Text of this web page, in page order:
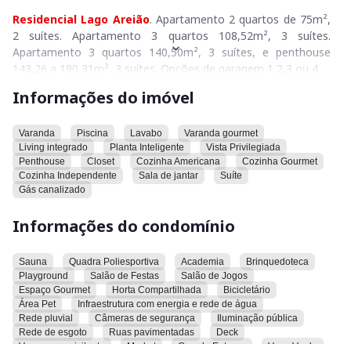
Residencial Lago Areião. Apartamento 2 quartos de 75m²,
2 suítes. Apartamento 3 quartos 108,52m², 3 suítes.
Apartamento 3 quartos 140,50m², 3 suítes, e penthouse
143,26 a 190,31m², 3 suítes. Opções de garagem 1,2,3 ou 4.
que é importante. Seja para fazer compras no Atacadista ou
próximas, levar os filhos para as escolas bem conceituadas,
ou desfrutar de uma partida de futebol no Estádio Serra
Dourada, a localização do Residencial Lago Areião coloca
tudo ao seu alcance. Além disso, a presença de ciclofaixas,
Flamboyant e uma série de restaurantes populares significa
que você sempre terá algo para fazer e descobrir.
que combina o caráter urbano sofisticado com o charme
tranquilo da natureza, sem abrir mão do acesso a praticidade
e comodidade. Venha viver a experiência de morar neste lugar
incrível. Entre em contato para que possamos lhe apresentar
o Residencial Lago Areião, onde a vida acontece da melhor
Informações do imóvel
Varanda Piscina Lavabo
Varanda gourmet
Living integrado
Planta Inteligente
Vista Privilegiada
Penthouse
Closet Cozinha Americana
Cozinha Gourmet
Cozinha Independente
Sala de jantar
Suíte
Gás canalizado
Informações do condomínio
Sauna Quadra Poliesportiva Academia
Brinquedoteca
Playground
Salão de Festas
Salão de Jogos
Espaço Gourmet
Horta Compartilhada
Bicicletário
Área Pet
Infraestrutura com energia e rede de água
Rede pluvial
Câmeras de segurança
Iluminação pública
Rede de esgoto
Ruas pavimentadas
Deck